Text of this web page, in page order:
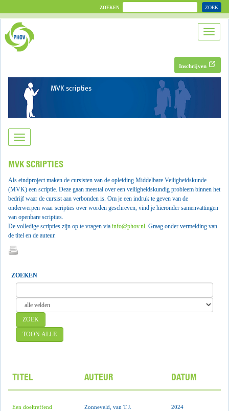
ZOEKEN ZOEK
Inschrijven
MVK scripties
MVK SCRIPTIES
Als eindproject maken de cursisten van de opleiding Middelbare Veiligheidskunde
(MVK) een scriptie. Deze gaan meestal over een veiligheidskundig probleem binnen het
bedrijf waar de cursist aan verbonden is. Om je een indruk te geven van de
onderwerpen waar scripties over worden geschreven, vind je hieronder samenvattingen
van openbare scripties.
De volledige scripties zijn op te vragen via info@phov.nl. Graag onder vermelding van
de titel en de auteur.
ZOEKEN
ZOEK
TOON ALLE
TITEL AUTEUR DATUM
Een doeltreffend
Zonneveld, van T.J. 2024